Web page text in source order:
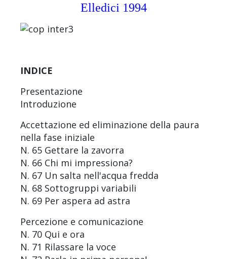
Elledici 1994
INDICE
Presentazione
Introduzione
Accettazione ed eliminazione della paura
nella fase iniziale
N. 65 Gettare la zavorra
N. 66 Chi mi impressiona?
N. 67 Un salta nell'acqua fredda
N. 68 Sottogruppi variabili
N. 69 Per aspera ad astra
Percezione e comunicazione
N. 70 Qui e ora
N. 71 Rilassare la voce